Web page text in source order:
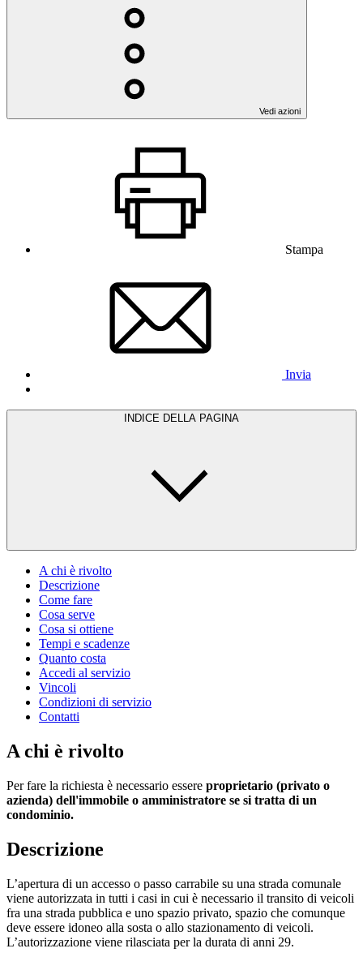
Vedi azioni
Stampa
Invia
INDICE DELLA PAGINA
A chi è rivolto
Descrizione
Come fare
Cosa serve
Cosa si ottiene
Tempi e scadenze
Quanto costa
Accedi al servizio
Vincoli
Condizioni di servizio
Contatti
A chi è rivolto
Per fare la richiesta è necessario essere proprietario (privato o
azienda) dell'immobile o amministratore se si tratta di un
condominio.
Descrizione
L’apertura di un accesso o passo carrabile su una strada comunale
viene autorizzata in tutti i casi in cui è necessario il transito di veicoli
fra una strada pubblica e uno spazio privato, spazio che comunque
deve essere idoneo alla sosta o allo stazionamento di veicoli.
L’autorizzazione viene rilasciata per la durata di anni 29.